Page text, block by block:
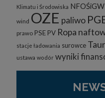
Klimatu i Środowiska NFOŚiGW
wind OZE paliwo
prawo PSE PV Ropa
stacje ładowania surowce
ustawa wodór wyniki